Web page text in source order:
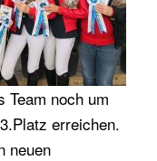
Team noch um
erreichen.
neuen